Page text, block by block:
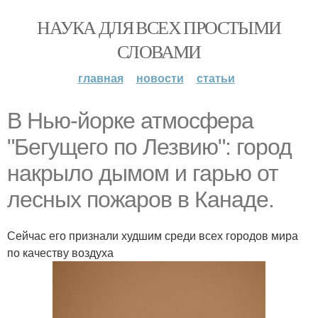
НАУКА ДЛЯ ВСЕХ ПРОСТЫМИ
СЛОВАМИ
главная новости статьи
B Hью-йорке атмосфера
"Бегущего по Лезвию": город
накрыло дымом и гарью от
лесных пожаров в Канаде.
Сейчас его признали худшим среди всех городов мира
по качеству воздуха